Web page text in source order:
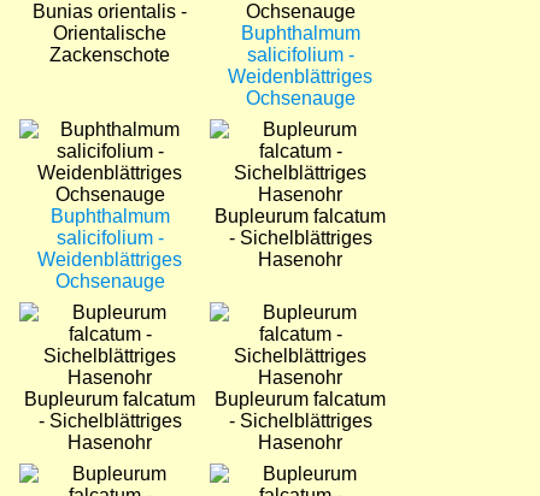
Bunias orientalis -
Orientalische
Zackenschote
Buphthalmum
salicifolium -
Weidenblättriges
Ochsenauge
Bild
Buphthalmum
salicifolium -
Weidenblättriges
Ochsenauge
Bild
Bupleurum falcatum
- Sichelblättriges
Hasenohr
Bild
Bupleurum falcatum
- Sichelblättriges
Hasenohr
Bild
Bupleurum falcatum
- Sichelblättriges
Hasenohr
Bild
Bild